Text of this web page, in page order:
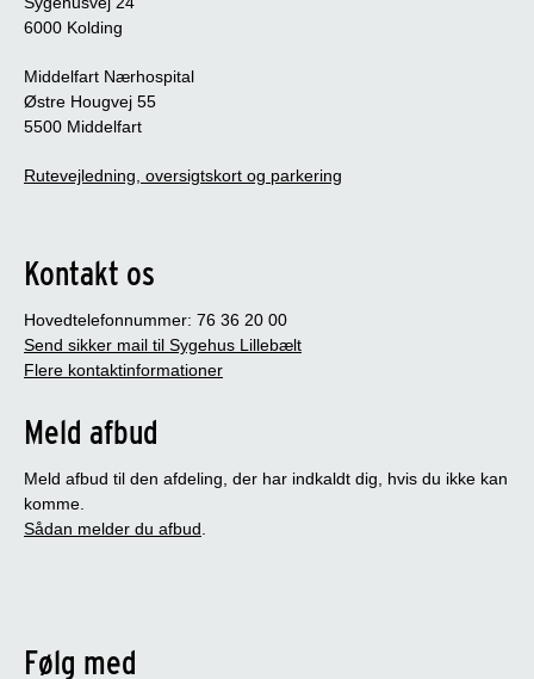
6000 Kolding
Middelfart Nærhospital
Østre Hougvej 55
5500 Middelfart
Rutevejledning, oversigtskort og parkering
Kontakt os
Hovedtelefonnummer: 76 36 20 00
Send sikker mail til Sygehus Lillebælt
Flere kontaktinformationer
Meld afbud
Meld afbud til den afdeling, der har indkaldt dig, hvis du ikke kan
komme.
Sådan melder du afbud.
Følg med